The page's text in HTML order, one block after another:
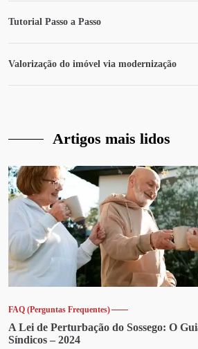
Tutorial Passo a Passo
Valorização do imóvel via modernização
Artigos mais lidos
FAQ (Perguntas Frequentes)
A Lei de Perturbação do Sossego: O
Síndicos – 2024